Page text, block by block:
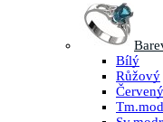
Bílý
Růžový
Červený